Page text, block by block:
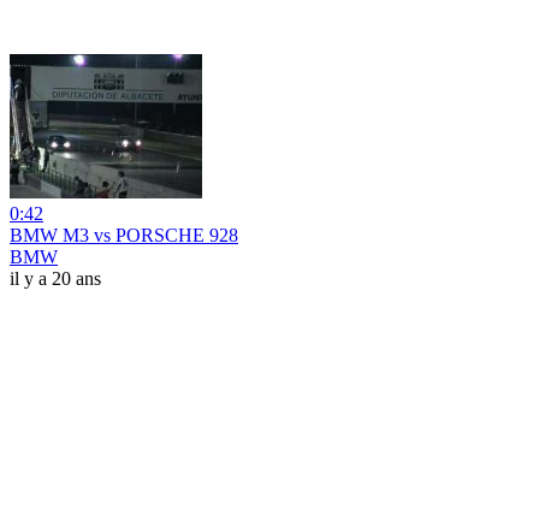
0:42
BMW M3 vs PORSCHE 928
BMW
il y a 20 ans